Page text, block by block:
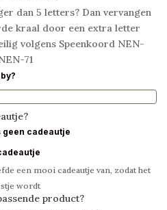
dan 5 letters? Dan vervangen
kraal door een extra letter
volgens Speenkoord NEN-
71
geen cadeautje
een mooi cadeautje van, zodat het
wordt
product?